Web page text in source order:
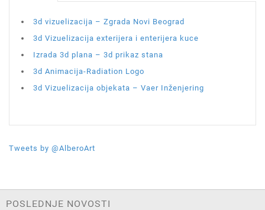
3d vizuelizacija – Zgrada Novi Beograd
3d Vizuelizacija exterijera i enterijera kuce
Izrada 3d plana – 3d prikaz stana
3d Animacija-Radiation Logo
3d Vizuelizacija objekata – Vaer Inženjering
Tweets by @AlberoArt
POSLEDNJE NOVOSTI